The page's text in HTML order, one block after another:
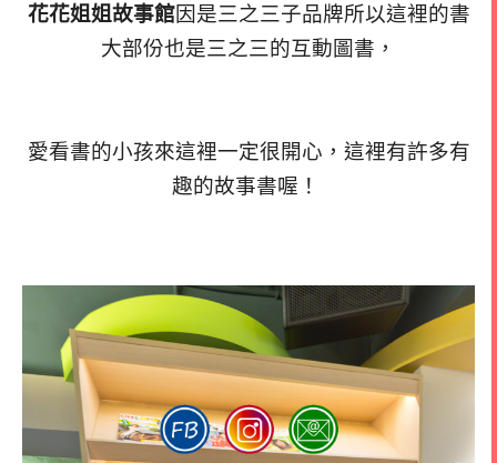
花花姐姐故事館因是三之三子品牌所以這裡的書
大部份也是三之三的互動圖書，
愛看書的小孩來這裡一定很開心，這裡有許多有
趣的故事書喔！